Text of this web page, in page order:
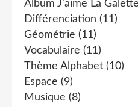
Album J'aime La Galette
Différenciation (11)
Géométrie (11)
Vocabulaire (11)
Thème Alphabet (10)
Espace (9)
Musique (8)